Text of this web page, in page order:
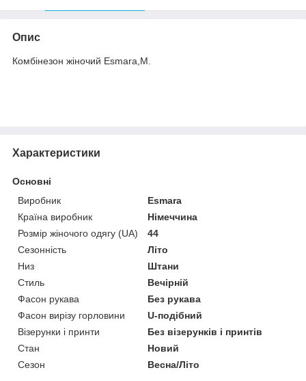
Опис
Комбінезон жіночий Esmara,M.
Характеристики
Основні
Виробник
Esmara
Країна виробник
Німеччина
Розмір жіночого одягу (UA)
44
Сезонність
Літо
Низ
Штани
Стиль
Вечірній
Фасон рукава
Без рукава
Фасон вирізу горловини
U-подібний
Візерунки і принти
Без візерунків і принтів
Стан
Новий
Сезон
Весна/Літо